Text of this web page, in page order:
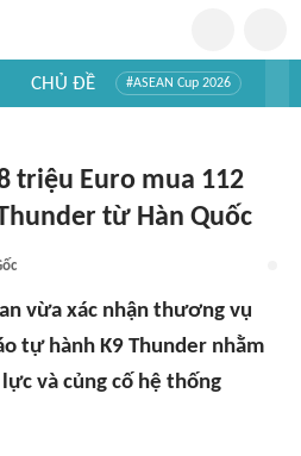
CHỦ ĐỀ #ASEAN Cup 2026
triệu Euro mua 112
từ Hàn Quốc
vừa xác nhận thương vụ
tự hành K9 Thunder nhằm
và củng cố hệ thống